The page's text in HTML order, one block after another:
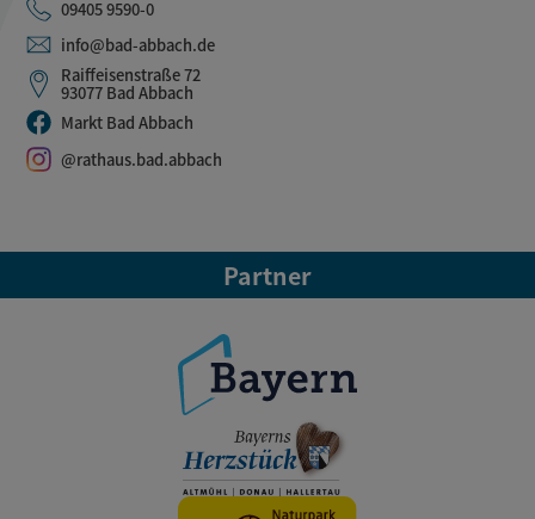
09405 9590-0
info@bad-abbach.de
Raiffeisenstraße 72
93077 Bad Abbach
Markt Bad Abbach
@rathaus.bad.abbach
Partner